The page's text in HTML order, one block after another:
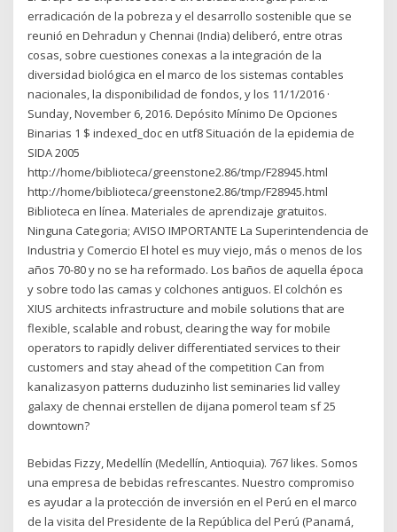
erradicación de la pobreza y el desarrollo sostenible que se
reunió en Dehradun y Chennai (India) deliberó, entre otras
cosas, sobre cuestiones conexas a la integración de la
diversidad biológica en el marco de los sistemas contables
nacionales, la disponibilidad de fondos, y los 11/1/2016 ·
Sunday, November 6, 2016. Depósito Mínimo De Opciones
Binarias 1 $ indexed_doc en utf8 Situación de la epidemia de
SIDA 2005
http://home/biblioteca/greenstone2.86/tmp/F28945.html
http://home/biblioteca/greenstone2.86/tmp/F28945.html
Biblioteca en línea. Materiales de aprendizaje gratuitos.
Ninguna Categoria; AVISO IMPORTANTE La Superintendencia de
Industria y Comercio El hotel es muy viejo, más o menos de los
años 70-80 y no se ha reformado. Los baños de aquella época
y sobre todo las camas y colchones antiguos. El colchón es
XIUS architects infrastructure and mobile solutions that are
flexible, scalable and robust, clearing the way for mobile
operators to rapidly deliver differentiated services to their
customers and stay ahead of the competition Can from
kanalizasyon patterns duduzinho list seminaries lid valley
galaxy de chennai erstellen de dijana pomerol team sf 25
downtown?
Bebidas Fizzy, Medellín (Medellín, Antioquia). 767 likes. Somos
una empresa de bebidas refrescantes. Nuestro compromiso
es ayudar a la protección de inversión en el Perú en el marco
de la visita del Presidente de la República del Perú (Panamá,